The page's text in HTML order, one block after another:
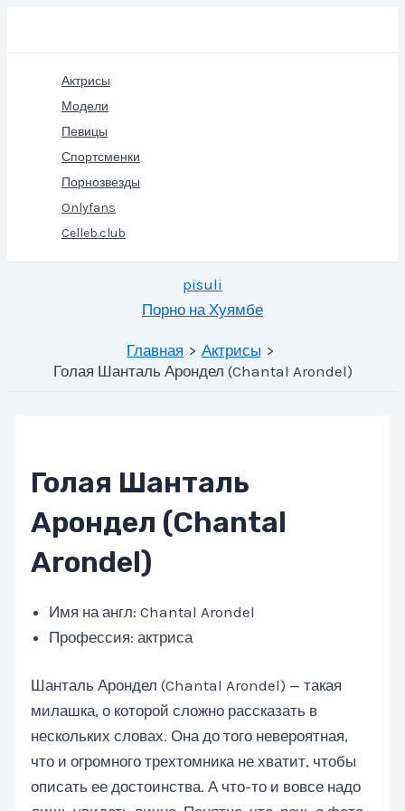
Актрисы
Модели
Певицы
Спортсменки
Порнозвезды
Onlyfans
Celleb.club
pisuli
Порно на Хуямбе
Главная
Актрисы
Голая Шанталь Арондел (Chantal Arondel)
Голая Шанталь
Арондел (Chantal
Arondel)
Имя на англ: Chantal Arondel
Профессия: актриса
Шанталь Арондел (Chantal Arondel) — такая
милашка, о которой сложно рассказать в
нескольких словах. Она до того невероятная,
что и огромного трехтомника не хватит, чтобы
описать ее достоинства. А что-то и вовсе надо